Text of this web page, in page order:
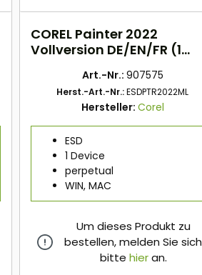
COREL Painter 2022
Vollversion DE/EN/FR (1
Art.-Nr.: 907575
Herst.-Art.-Nr.:ESDPTR2022ML
Hersteller: Corel
ESD
1 Device
perpetual
WIN, MAC
Um dieses Produkt zu
bestellen, melden Sie sich
bitte hieran.